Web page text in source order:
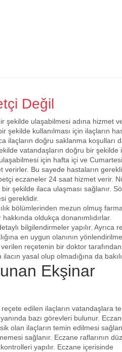
Değil
şekilde ulaşabilmesi adına hizmet
şekilde kullanılması için ilaçların
ilaçların doğru saklanma koşulları
vatandaşların doğru bir şekilde
için hafta içi ve Cumartesi
Bu sayede hastaların gerekli
eczaneler 24 saat hizmet verir.
şekilde ilaca ulaşması sağlanır.
gereklidir.
bölümlerinden mezun olmuş
oldukça donanımlıdırlar.
bilgilendirmeler yapılır. Ayrıca
en uygun olanının
reçetenin bir doktor tarafından
yasal olup olmadığına da
Ekşinar
edilen ilaçların vatandaşlara
bazı görevleri bulunur.
olan ilaçların temin edilmesi
sağlanır. Eczane raflarının
yapılır. Eczane içerisinde